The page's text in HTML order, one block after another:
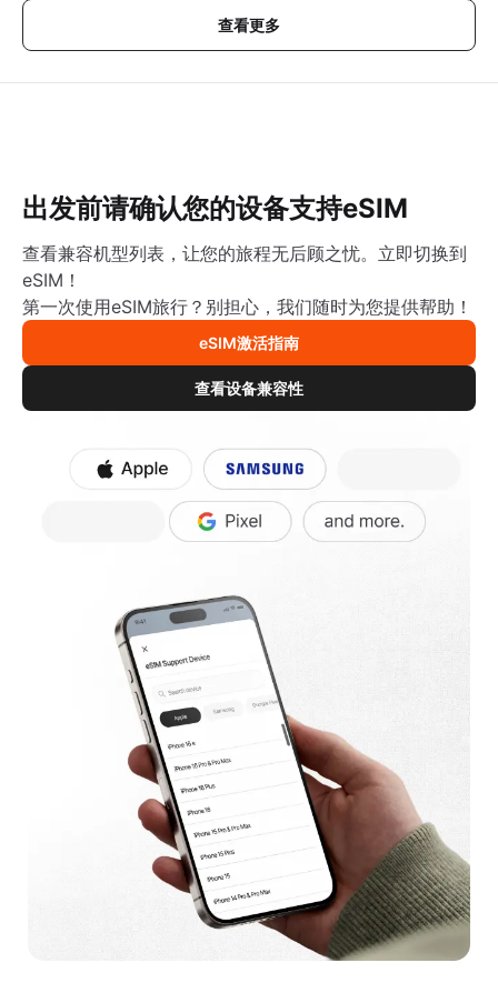
查看更多
出发前请确认您的设备支持eSIM
查看兼容机型列表，让您的旅程无后顾之忧。立即切换到
eSIM！
第一次使用eSIM旅行？别担心，我们随时为您提供帮助！
eSIM激活指南
查看设备兼容性